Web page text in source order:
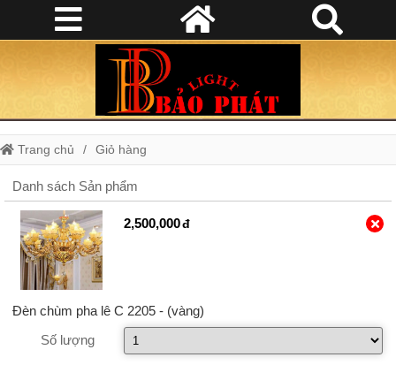
Trang chủ Giỏ hàng
Danh sách Sản phẩm
2,500,000
Đèn chùm pha lê C 2205- (vàng)
Số lượng